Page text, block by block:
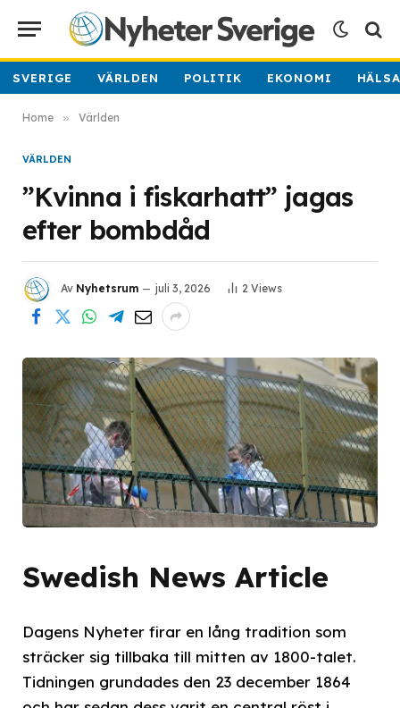
SVERIGE VÄRLDEN POLITIK EKONOMI
Home » Världen
VÄRLDEN
”Kvinna i fiskarhatt” jagas
efter bombdåd
Av Nyhetsrum juli 3, 2026 2 Views
Swedish News Article
Dagens Nyheter firar en lång tradition som
sträcker sig tillbaka till mitten av 1800-talet.
Tidningen grundades den 23 december 1864